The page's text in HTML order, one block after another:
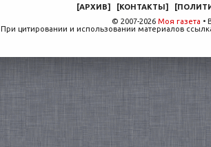
[АРХИВ] [КОНТАКТЫ] [
© 2007-2026 Моя газета •
При цитировании и использовании материалов